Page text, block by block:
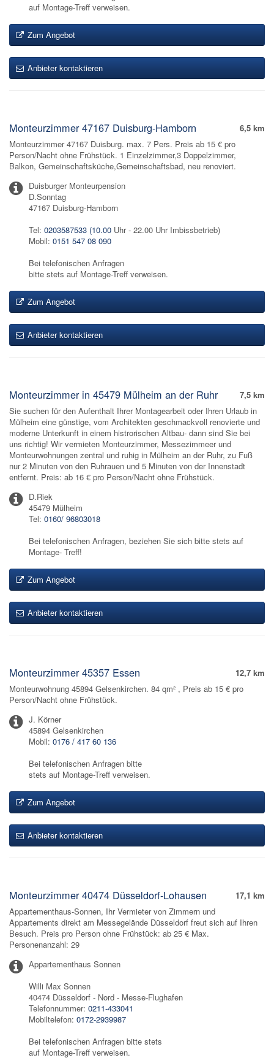
auf Montage-Treff verweisen.
Zum Angebot
Anbieter kontaktieren
6,5 km
Monteurzimmer 47167 Duisburg-Hamborn
Monteurzimmer 47167 Duisburg. max. 7 Pers. Preis ab 15 € pro
Person/Nacht ohne Frühstück. 1 Einzelzimmer,3 Doppelzimmer,
Balkon, Gemeinschaftsküche,Gemeinschaftsbad, neu renoviert.
Duisburger Monteurpension
D.Sonntag
47167 Duisburg-Hamborn
Tel: 0203587533 (10.00 Uhr - 22.00 Uhr Imbissbetrieb)
Mobil: 0151 547 08 090
Bei telefonischen Anfragen
bitte stets auf Montage-Treff verweisen.
Zum Angebot
Anbieter kontaktieren
7,5 km
Monteurzimmer in 45479 Mülheim an der Ruhr
Sie suchen für den Aufenthalt Ihrer Montagearbeit oder Ihren Urlaub in
Mülheim eine günstige, vom Architekten geschmackvoll renovierte und
moderne Unterkunft in einem histrorischen Altbau- dann sind Sie bei
uns richtig! Wir vermieten Monteurzimmer, Messezimmeer und
Monteurwohnungen zentral und ruhig in Mülheim an der Ruhr, zu Fuß
nur 2 Minuten von den Ruhrauen und 5 Minuten von der Innenstadt
entfernt. Preis: ab 16 € pro Person/Nacht ohne Frühstück.
D.Riek
45479 Mülheim
Tel: 0160/ 96803018
Bei telefonischen Anfragen, beziehen Sie sich bitte stets auf
Montage- Treff!
Zum Angebot
Anbieter kontaktieren
12,7 km
Monteurzimmer 45357 Essen
Monteurwohnung 45894 Gelsenkirchen. 84 qm² , Preis ab 15 € pro
Person/Nacht ohne Frühstück.
J. Körner
45894 Gelsenkirchen
Mobil: 0176 / 417 60 136
Bei telefonischen Anfragen bitte
stets auf Montage-Treff verweisen.
Zum Angebot
Anbieter kontaktieren
17,1 km
Monteurzimmer 40474 Düsseldorf-Lohausen
Appartementhaus-Sonnen, Ihr Vermieter von Zimmern und
Appartements direkt am Messegelände Düsseldorf freut sich auf Ihren
Besuch. Preis pro Person ohne Frühstück: ab 25 € Max.
Personenanzahl: 29
Appartementhaus Sonnen
Willi Max Sonnen
40474 Düsseldorf - Nord - Messe-Flughafen
Telefonnummer: 0211-433041
Mobiltelefon: 0172-2939987
Bei telefonischen Anfragen bitte stets
auf Montage-Treff verweisen.